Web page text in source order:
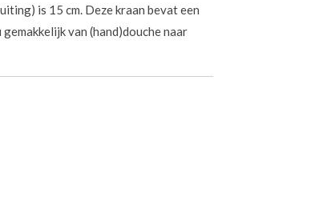
is 15 cm. Deze kraan bevat een
van (hand)douche naar